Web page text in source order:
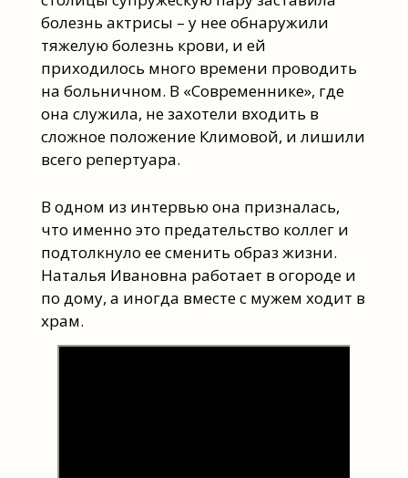
болезнь актрисы – у нее обнаружили
тяжелую болезнь крови, и ей
приходилось много времени проводить
на больничном. В «Современнике», где
она служила, не захотели входить в
сложное положение Климовой, и лишили
всего репертуара.
В одном из интервью она призналась,
что именно это предательство коллег и
подтолкнуло ее сменить образ жизни.
Наталья Ивановна работает в огороде и
по дому, а иногда вместе с мужем ходит в
храм.